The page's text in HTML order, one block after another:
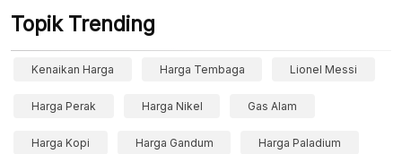
Topik Trending
Kenaikan Harga Harga Tembaga Lionel Messi
Harga Perak Harga Nikel Gas Alam
Harga Kopi Harga Gandum Harga Paladium